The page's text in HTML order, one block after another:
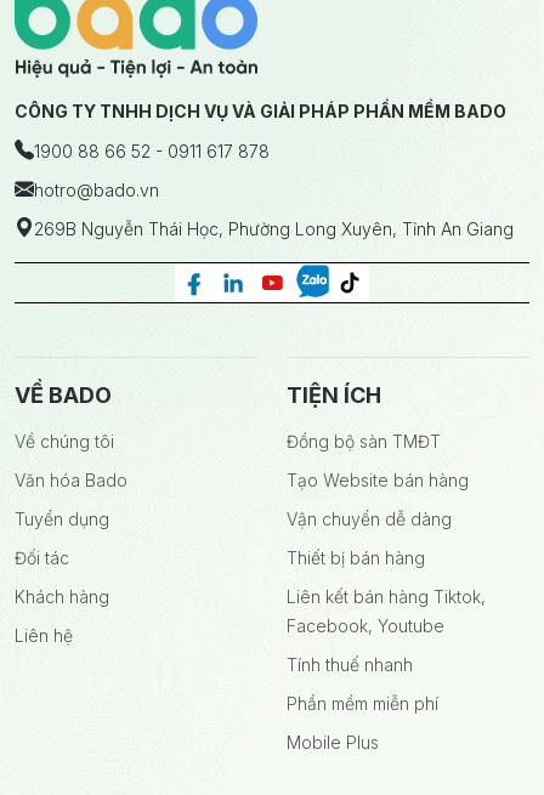
CÔNG TY TNHH DỊCH VỤ VÀ GIẢI PHÁP PHẦN MỀM BADO
1900 88 66 52 - 0911 617 878
hotro@bado.vn
269B Nguyễn Thái Học, Phường Long Xuyên, Tỉnh An Giang
VỀ BADO
Về chúng tôi
Văn hóa Bado
Tuyển dụng
Đối tác
Khách hàng
Liên hệ
TIỆN ÍCH
Đồng bộ sàn TMĐT
Tạo Website bán hàng
Vận chuyển dễ dàng
Thiết bị bán hàng
Liên kết bán hàng Tiktok,
Facebook, Youtube
Tính thuế nhanh
Phần mềm miễn phí
Mobile Plus